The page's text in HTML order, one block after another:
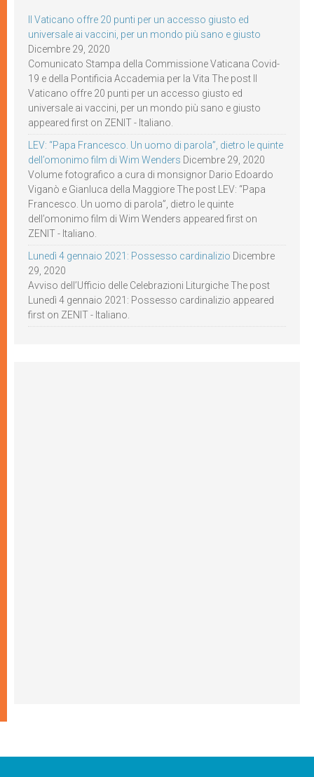
Il Vaticano offre 20 punti per un accesso giusto ed
universale ai vaccini, per un mondo più sano e giusto
Dicembre 29, 2020
Comunicato Stampa della Commissione Vaticana Covid-
19 e della Pontificia Accademia per la Vita The post Il
Vaticano offre 20 punti per un accesso giusto ed
universale ai vaccini, per un mondo più sano e giusto
appeared first on ZENIT - Italiano.
LEV: “Papa Francesco. Un uomo di parola”, dietro le quinte
dell’omonimo film di Wim Wenders Dicembre 29, 2020
Volume fotografico a cura di monsignor Dario Edoardo
Viganò e Gianluca della Maggiore The post LEV: “Papa
Francesco. Un uomo di parola”, dietro le quinte
dell’omonimo film di Wim Wenders appeared first on
ZENIT - Italiano.
Lunedì 4 gennaio 2021: Possesso cardinalizio Dicembre
29, 2020
Avviso dell’Ufficio delle Celebrazioni Liturgiche The post
Lunedì 4 gennaio 2021: Possesso cardinalizio appeared
first on ZENIT - Italiano.